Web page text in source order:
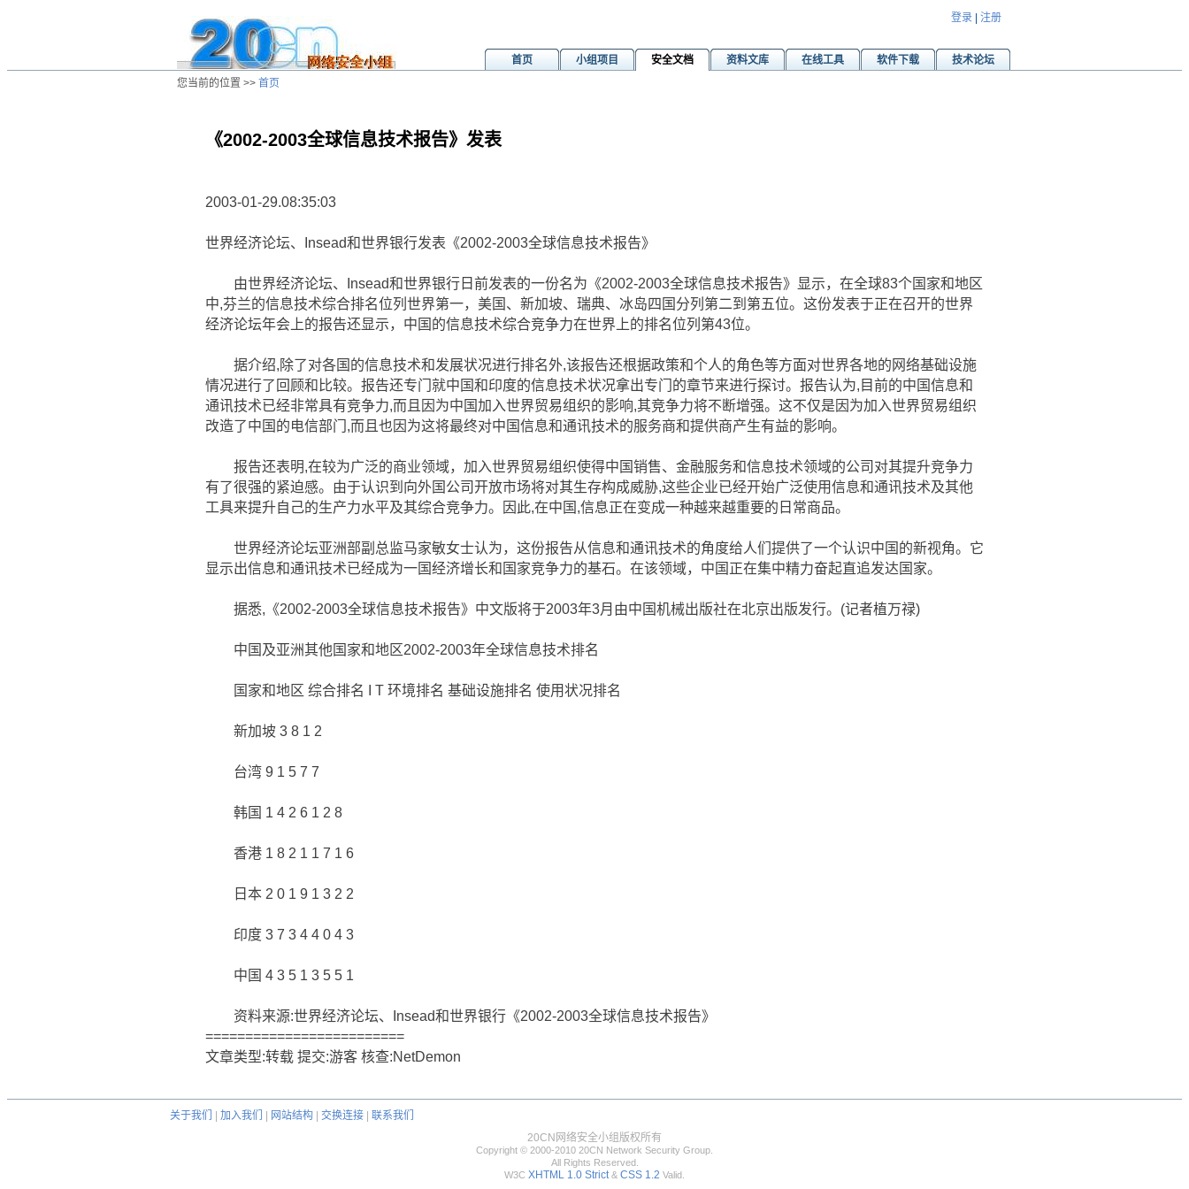
登录 注册
首页 小组项目 安全文档 资料文库 在线工具 软件下载
技术论坛
您当前的位置 >> 首页
《2002-2003全球信息技术报告》发表
2003-01-29.08:35:03
世界经济论坛、Insead和世界银行发表《2002-2003全球信息技术报告》
由世界经济论坛、Insead和世界银行日前发表的一份名为《2002-2003全球信息技术报告》显示，在全球83个国家和地区
中,芬兰的信息技术综合排名位列世界第一，美国、新加坡、瑞典、冰岛四国分列第二到第五位。这份发表于正在召开的世界
经济论坛年会上的报告还显示，中国的信息技术综合竞争力在世界上的排名位列第43位。
据介绍,除了对各国的信息技术和发展状况进行排名外,该报告还根据政策和个人的角色等方面对世界各地的网络基础设施
情况进行了回顾和比较。报告还专门就中国和印度的信息技术状况拿出专门的章节来进行探讨。报告认为,目前的中国信息和
通讯技术已经非常具有竞争力,而且因为中国加入世界贸易组织的影响,其竞争力将不断增强。这不仅是因为加入世界贸易组织
改造了中国的电信部门,而且也因为这将最终对中国信息和通讯技术的服务商和提供商产生有益的影响。
报告还表明,在较为广泛的商业领域，加入世界贸易组织使得中国销售、金融服务和信息技术领域的公司对其提升竞争力
有了很强的紧迫感。由于认识到向外国公司开放市场将对其生存构成威胁,这些企业已经开始广泛使用信息和通讯技术及其他
工具来提升自己的生产力水平及其综合竞争力。因此,在中国,信息正在变成一种越来越重要的日常商品。
世界经济论坛亚洲部副总监马家敏女士认为，这份报告从信息和通讯技术的角度给人们提供了一个认识中国的新视角。它
显示出信息和通讯技术已经成为一国经济增长和国家竞争力的基石。在该领域，中国正在集中精力奋起直追发达国家。
据悉,《2002-2003全球信息技术报告》中文版将于2003年3月由中国机械出版社在北京出版发行。(记者植万禄)
中国及亚洲其他国家和地区2002-2003年全球信息技术排名
国家和地区 综合排名 I T 环境排名 基础设施排名 使用状况排名
新加坡 3 8 1 2
台湾 9 1 5 7 7
韩国 1 4 2 6 1 2 8
香港 1 8 2 1 1 7 1 6
日本 2 0 1 9 1 3 2 2
印度 3 7 3 4 4 0 4 3
中国 4 3 5 1 3 5 5 1
资料来源:世界经济论坛、Insead和世界银行《2002-2003全球信息技术报告》
=========================
文章类型:转载 提交:游客 核查:NetDemon
关于我们 加入我们 网站结构 交换连接
联系我们
20CN网络安全小组版权所有
Copyright © 2000-2010 20CN Network Security Group.
All Rights Reserved.
W3C XHTML 1.0 Strict & CSS 1.2 Valid.